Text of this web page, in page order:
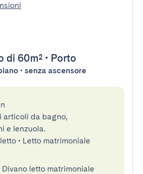
di 60m² • Porto
• senza ascensore
articoli da bagno,
e lenzuola.
• Letto matrimoniale
Divano letto matrimoniale